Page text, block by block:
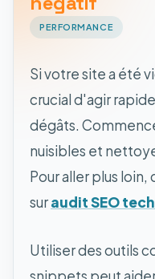
PERFORMANCE
Si votre site a été
crucial d'agir
dégâts.
nuisibles et
Pour aller plus
suraudit SEO
Utiliser des outils